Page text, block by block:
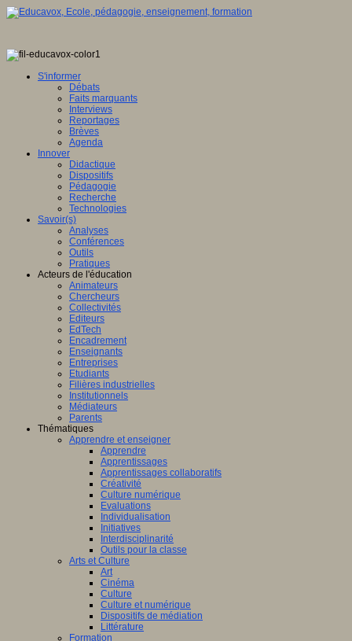
S'informer
Débats
Faits marquants
Interviews
Reportages
Brèves
Agenda
Innover
Didactique
Dispositifs
Pédagogie
Recherche
Technologies
Savoir(s)
Analyses
Conférences
Outils
Pratiques
Acteurs de l'éducation
Animateurs
Chercheurs
Collectivités
Editeurs
EdTech
Encadrement
Enseignants
Entreprises
Etudiants
Filières industrielles
Institutionnels
Médiateurs
Parents
Thématiques
Apprendre et enseigner
Apprendre
Apprentissages
Apprentissages collaboratifs
Créativité
Culture numérique
Evaluations
Individualisation
Initiatives
Interdisciplinarité
Outils pour la classe
Arts et Culture
Art
Cinéma
Culture
Culture et numérique
Dispositifs de médiation
Littérature
Formation